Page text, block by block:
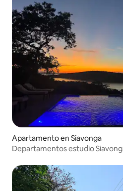
Apartamento en Siavonga
Departamentos estudio